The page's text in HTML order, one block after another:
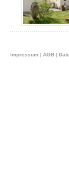
Impressum | AGB |